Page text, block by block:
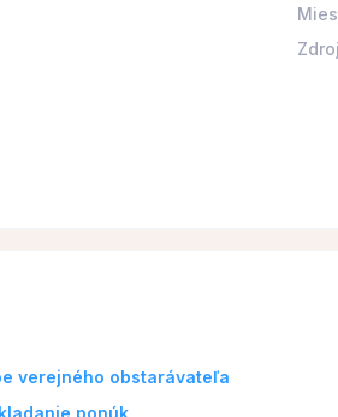
verejného obstarávateľa
ponúk